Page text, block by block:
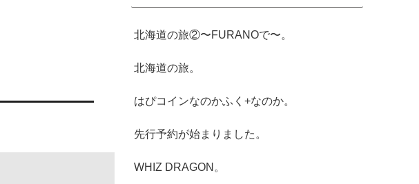
北海道の旅②〜FURANOで〜。
北海道の旅。
はぴコインなのかふく+なのか。
先行予約が始まりました。
WHIZ DRAGON。